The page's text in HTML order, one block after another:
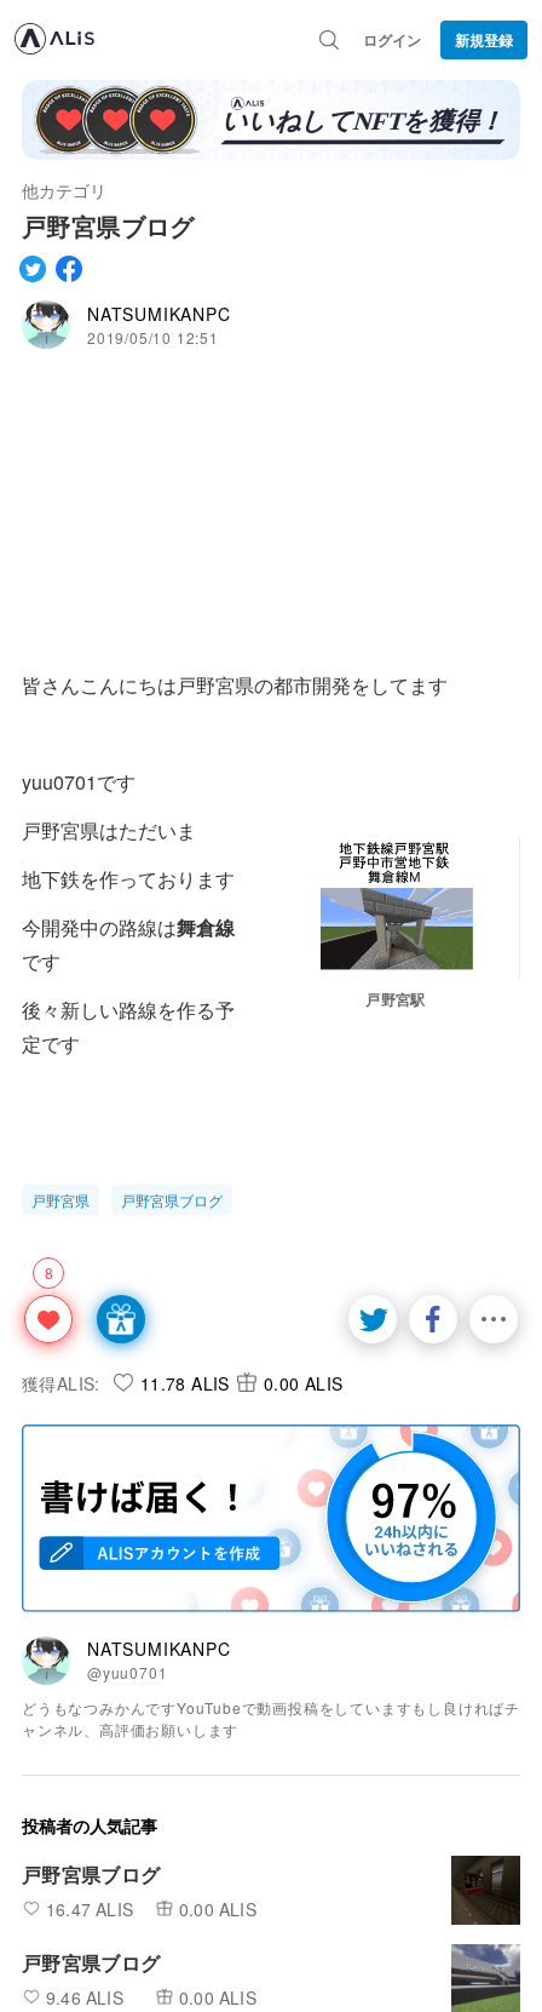
ログイン 新規登録
他カテゴリ
戸野宮県ブログ
NATSUMIKANPC
2019/05/10 12:51
皆さんこんにちは戸野宮県の都市開発をしてます
yuu0701です
戸野宮駅
戸野宮県はただいま
地下鉄を作っております
今開発中の路線は舞倉線
です
後々新しい路線を作る予
定です
戸野宮県 戸野宮県ブログ
8
獲得ALIS: 11.78 ALIS 0.00 ALIS
NATSUMIKANPC
@yuu0701
どうもなつみかんですYouTubeで動画投稿をしていますもし良ければチ
ャンネル、高評価お願いします
投稿者の人気記事
戸野宮県ブログ
16.47 ALIS 0.00 ALIS
戸野宮県ブログ
9.46 ALIS 0.00 ALIS